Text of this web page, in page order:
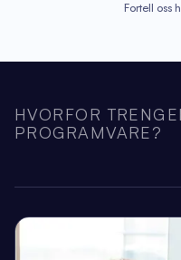
Fortell oss
HVORFOR
PROGRAMVARE?